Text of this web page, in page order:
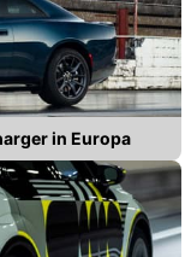
in Europa